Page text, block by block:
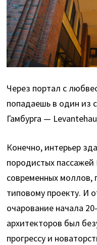
Через портал c
попадаешь в один из
Гамбурга —
Конечно, интерьер
породистых
современных моллов,
типовому проекту. И
очарование начала
архитекторов был
прогрессу и